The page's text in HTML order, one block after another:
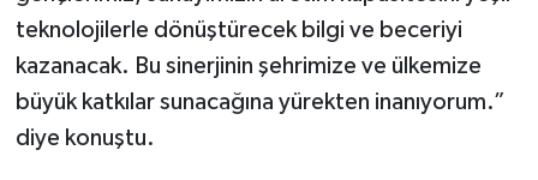
teknolojilerle dönüştürecek bilgi ve beceriyi
kazanacak. Bu sinerjinin şehrimize ve ülkemize
büyük katkılar sunacağına yürekten inanıyorum.”
diye konuştu.